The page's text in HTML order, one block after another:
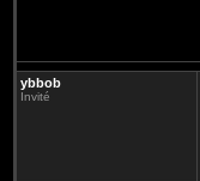
ybbob
Invité